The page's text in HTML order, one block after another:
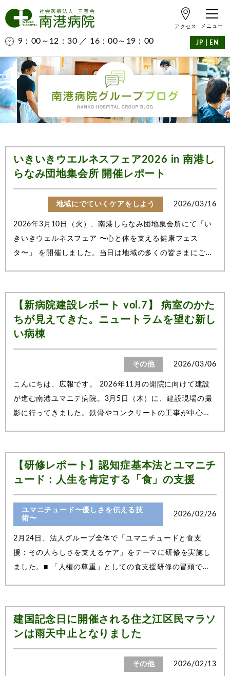
9：00～12：30 ／ 16：00～19：00
アクセス
JP EN
いきいきウエルネスフェア2026 in 南港し
らなみ団地集会所 開催レポート
地域にでていくケアをしよう 2026/03/16
2026年3月10日（火）、南港しらなみ団地集会所にて「い
きいきウェルネスフェア 〜心と体を支える健康フェス
タ〜」 を開催しました。当日は地域の多くの皆さまにご来
【新病院建設レポート vol.7】 病室のかた
ちが見えてきた。ニュートラムを望む新し
い病棟
その他 2026/03/06
こんにちは、広報です。 2026年11月の開院に向けて建設
が進む南港ユマニテ病院。3月5日（木）に、建設現場の撮
影に行ってきました。鉄骨やコンクリートの工事が中心だ
【研修レポート】認知症基本法とユマニチ
ュード：人生を肯定する「食」の支援
ユマニチュード〜優しさを伝える技
術〜
2026/02/26
2月24日、法人グループ全体で「ユマニチュードと食支
援：その人らしさを支えるケア」をテーマに研修を実施し
ました。■ 「人権の尊重」としての食支援研修の冒頭で
建国記念日に開催される住之江区民マラソ
ンは雨天中止となりました
その他 2026/02/13